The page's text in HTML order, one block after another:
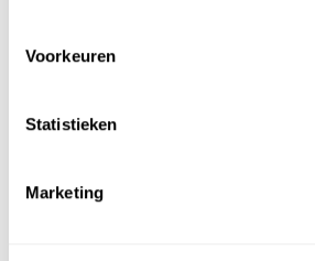
Voorkeuren
Statistieken
Marketing